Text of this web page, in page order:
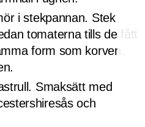
i stekpannan. Stek
tomaterna tills de fått
form som korven.
Smaksätt med
och